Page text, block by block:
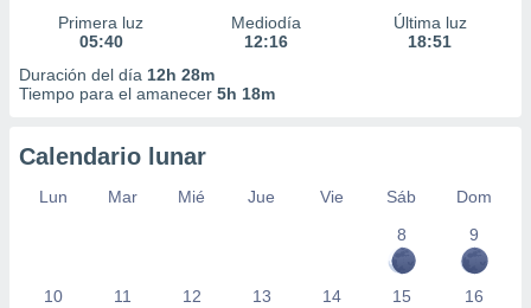
Primera luz
05:40
Mediodía
12:16
Última luz
18:51
Duración del día 12h 28m
Tiempo para el amanecer 5h 18m
Calendario lunar
Lun Mar Mié Jue Vie Sáb
Dom
8
9
10 11 12 13 14 15 16